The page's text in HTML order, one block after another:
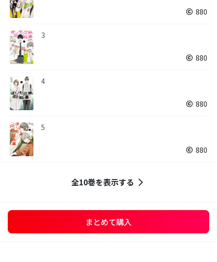
880
3
880
4
880
5
880
全10巻を表示する
まとめて購入